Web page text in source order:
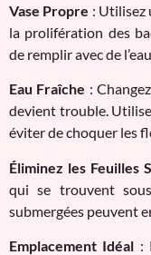
Vase Propre : Utilisez
la prolifération des
de remplir avec de
Eau Fraîche :
devient trouble.
éviter de choquer les
Éliminez les Feuilles
qui se trouvent
submergées peuvent
Emplacement Idéal :